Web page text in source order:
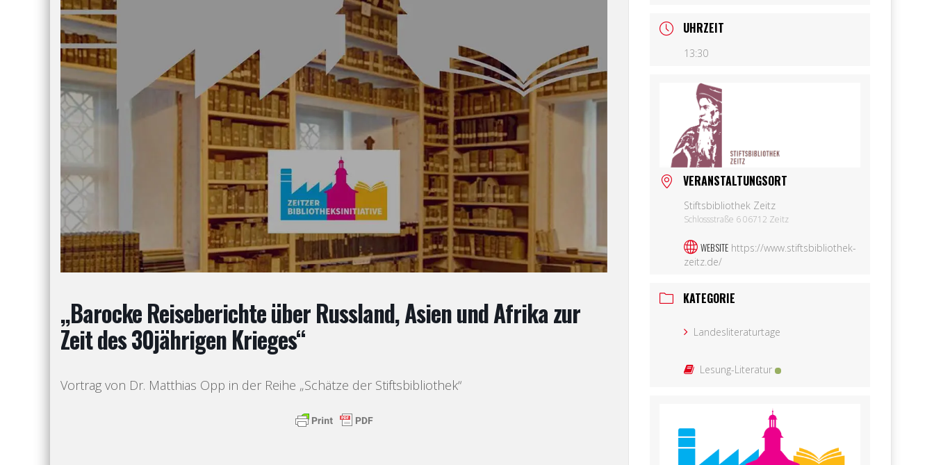
,,Barocke Reiseberichte über Russland, Asien und Afrika zur
Zeit des 30jährigen Krieges“
Vortrag von Dr. Matthias Opp in der Reihe „Schätze der Stiftsbibliothek“
UHRZEIT
13:30
VERANSTALTUNGSORT
Stiftsbibliothek Zeitz
Schlossstraße 6 06712 Zeitz
WEBSITE https://www.stiftsbibliothek-
zeitz.de/
KATEGORIE
Landesliteraturtage
Lesung-Literatur